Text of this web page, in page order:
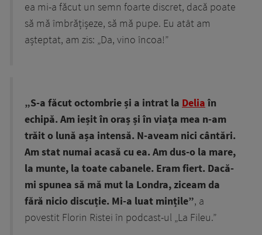
ea mi-a făcut un semn foarte discret, dacă poate
să mă îmbrățișeze, să mă pupe. Eu atât am
așteptat, am zis: „Da, vino încoa!”
„S-a făcut octombrie și a intrat la Delia în
echipă. Am ieșit în oraș și în viața mea n-am
trăit o lună așa intensă. N-aveam nici cântări.
Am stat numai acasă cu ea. Am dus-o la mare,
la munte, la toate cabanele. Eram fiert. Dacă-
mi spunea să mă mut la Londra, ziceam da
fără nicio discuție. Mi-a luat mințile”, a
povestit Florin Ristei în podcast-ul „La Fileu.”